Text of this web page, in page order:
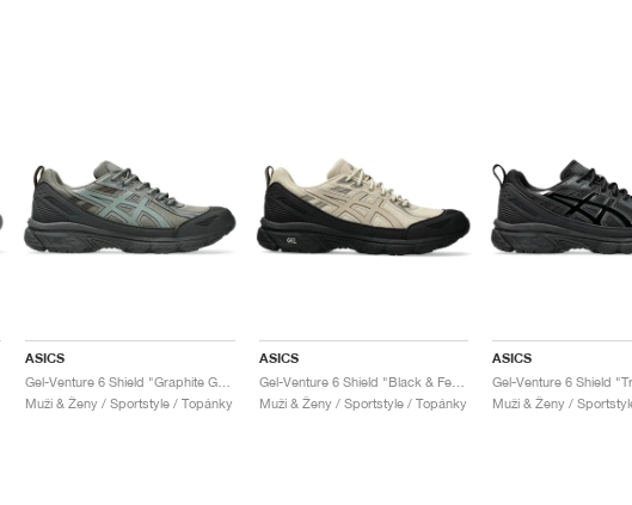
ASICS
Gel-Venture 6 Shield "Graphite Grey & Truffle Grey"
Muži & Ženy / Sportstyle / Topánky
ASICS
Gel-Venture 6 Shield "Black & Feather Grey"
Muži & Ženy / Sportstyle / Topánky
ASICS
Gel-Venture 6 Shield
Muži & Ženy /